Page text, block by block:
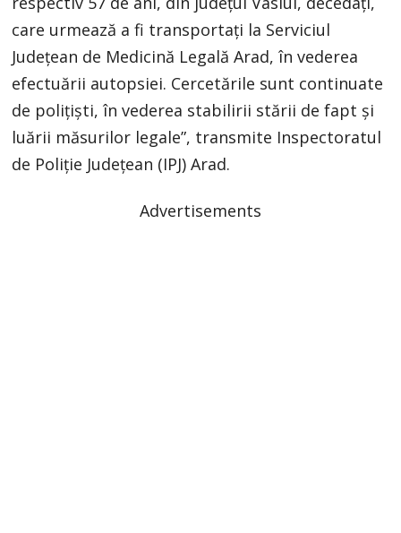
care urmează a fi transportați la Serviciul
Județean de Medicină Legală Arad, în vederea
efectuării autopsiei. Cercetările sunt continuate
de polițiști, în vederea stabilirii stării de fapt și
luării măsurilor legale”, transmite Inspectoratul
de Poliție Județean (IPJ) Arad.
Advertisements